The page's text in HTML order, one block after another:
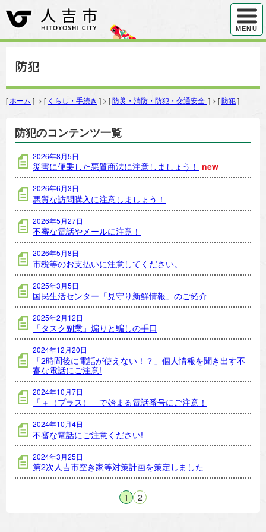
ハンバ
MENU
防犯
[ ホーム ] > [ くらし・手続き ] > [防災・消防・防犯・交通安全 ] > [防犯]
防犯のコンテンツ一覧
2026年8月5日
災害に便乗した悪質商法に注意しましょう！ new
2026年6月3日
悪質な訪問購入に注意しましょう！
2026年5月27日
不審な電話やメールに注意！
2026年5月8日
市税等のお支払いに注意してください。
2025年3月5日
国民生活センター「見守り新鮮情報」のご紹介
2025年2月12日
「タスク副業」煽りと騙しの手口
2024年12月20日
「2時間後に電話が使えない！？」個人情報を聞き出す不
審な電話にご注意!
2024年10月7日
「＋（プラス）」で始まる電話番号にご注意！
2024年10月4日
不審な電話にご注意ください!
2024年3月25日
第2次人吉市空き家等対策計画を策定しました
1 2